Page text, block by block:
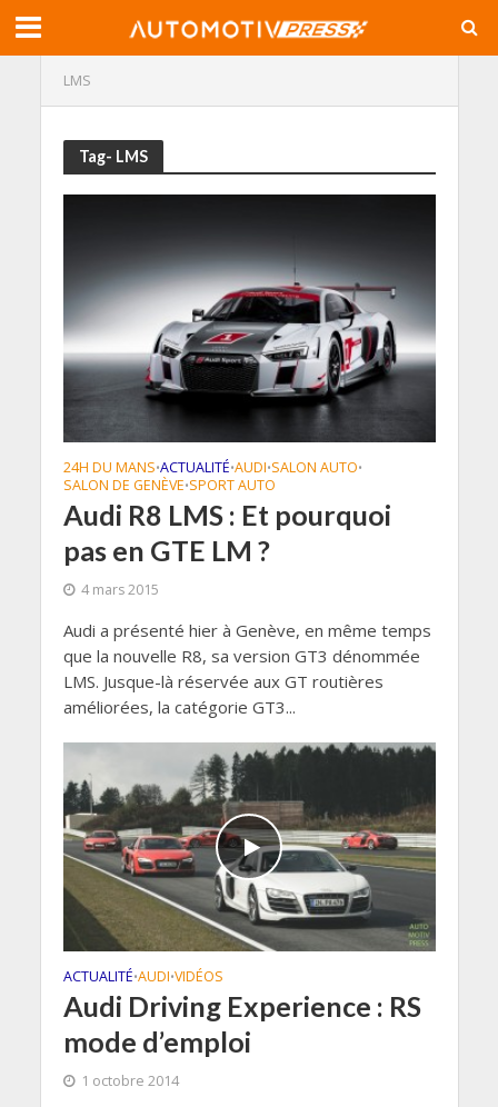
LMS
Tag- LMS
24H DU MANS•ACTUALITÉ•AUDI•SALON AUTO•
SALON DE GENÈVE•SPORT AUTO
Audi R8 LMS : Et pourquoi
pas en GTE LM ?
4 mars 2015
Audi a présenté hier à Genève, en même temps
que la nouvelle R8, sa version GT3 dénommée
LMS. Jusque-là réservée aux GT routières
améliorées, la catégorie GT3...
ACTUALITÉ•AUDI•VIDÉOS
Audi Driving Experience : RS
mode d’emploi
1 octobre 2014